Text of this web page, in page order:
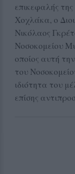
επικεφαλής
Χοχλάκα, ο
Νικόλαος
Νοσοκομείου
οποίος αυτή
του
ιδιότητα του
επίσης